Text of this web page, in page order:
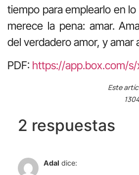
tiempo para emplearlo en
merece la pena: amar.
del verdadero amor, y amar
PDF: https://app.box.com/
Este
2 respuestas
Adal dice: